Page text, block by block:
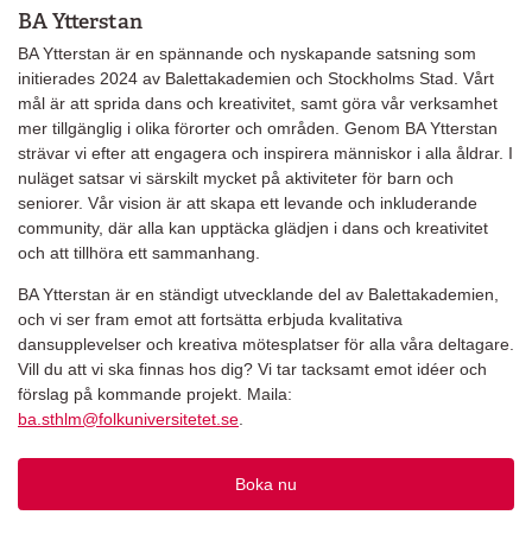
BA Ytterstan
BA Ytterstan är en spännande och nyskapande satsning som
initierades 2024 av Balettakademien och Stockholms Stad. Vårt
mål är att sprida dans och kreativitet, samt göra vår verksamhet
mer tillgänglig i olika förorter och områden. Genom BA Ytterstan
strävar vi efter att engagera och inspirera människor i alla åldrar. I
nuläget satsar vi särskilt mycket på aktiviteter för barn och
seniorer. Vår vision är att skapa ett levande och inkluderande
community, där alla kan upptäcka glädjen i dans och kreativitet
och att tillhöra ett sammanhang.
BA Ytterstan är en ständigt utvecklande del av Balettakademien,
och vi ser fram emot att fortsätta erbjuda kvalitativa
dansupplevelser och kreativa mötesplatser för alla våra deltagare.
Vill du att vi ska finnas hos dig? Vi tar tacksamt emot idéer och
förslag på kommande projekt. Maila:
ba.sthlm@folkuniversitetet.se.
Boka nu